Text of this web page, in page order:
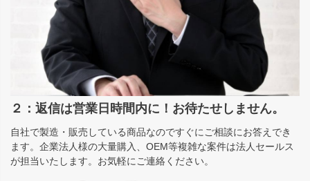
２：返信は営業日時間内に！お待たせしません。
自社で製造・販売している商品なのですぐにご相談にお答えでき
ます。企業法人様の大量購入、OEM等複雑な案件は法人セールス
が担当いたします。お気軽にご連絡ください。